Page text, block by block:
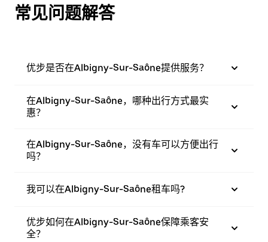
常见问题解答
优步是否在Albigny-Sur-Saône提供服务？
在Albigny-Sur-Saône，哪种出行方式最实
惠？
在Albigny-Sur-Saône，没有车可以方便出行
吗？
我可以在Albigny-Sur-Saône租车吗?
优步如何在Albigny-Sur-Saône保障乘客安
全？